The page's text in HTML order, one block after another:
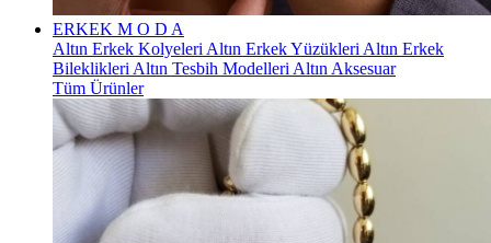
ERKEK M O D A
Altın Erkek Kolyeleri Altın Erkek Yüzükleri Altın Erkek
Bileklikleri Altın Tesbih Modelleri Altın Aksesuar
Tüm Ürünler